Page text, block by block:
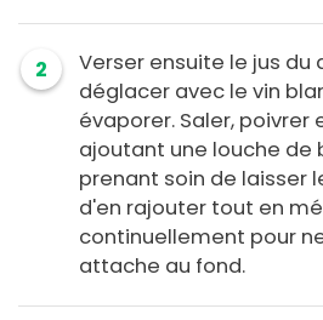
2
Verser ensuite le jus du
déglacer avec le vin
évaporer. Saler, poivrer
ajoutant une louche de
prenant soin de laisser
d'en rajouter tout en
continuellement pour
attache au fond.